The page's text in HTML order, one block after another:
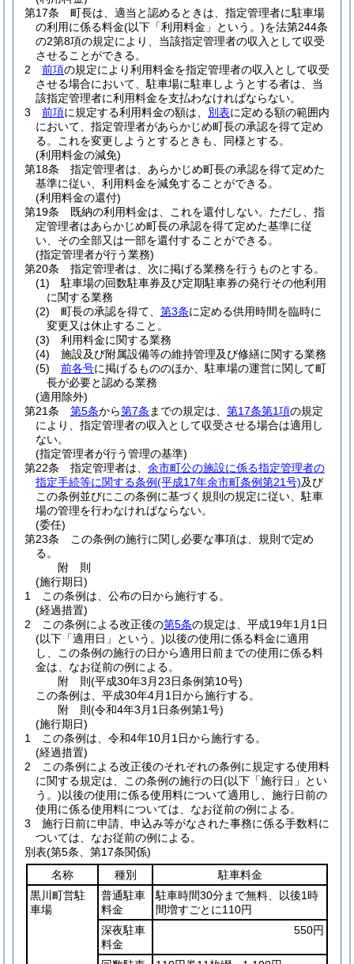
第17条
町長は、適当と認めるときは、指定管理者に駐車場
の利用に係る料金(以下「利用料金」という。)を法第244条
の2第8項の規定により、当該指定管理者の収入として収受
させることができる。
2
前項の規定により利用料金を指定管理者の収入として収受
させる場合において、駐車場に駐車しようとする者は、当
該指定管理者に利用料金を支払わなければならない。
3
前項に規定する利用料金の額は、 別表に定める額の範囲内
において、指定管理者があらかじめ町長の承認を得て定め
る。
これを変更しようとするときも、同様とする。
(利用料金の減免)
第18条
指定管理者は、あらかじめ町長の承認を得て定めた
基準に従い、利用料金を減免することができる。
(利用料金の還付)
第19条
既納の利用料金は、これを還付しない。 ただし、指
定管理者はあらかじめ町長の承認を得て定めた基準に従
い、その全部又は一部を還付することができる。
(指定管理者が行う業務)
第20条
指定管理者は、次に掲げる業務を行うものとする。
(1)
駐車場の回数駐車券及び定期駐車券の発行その他利用
に関する業務
(2)
町長の承認を得て、 第3条に定める供用時間を臨時に
変更又は休止すること。
(3)
利用料金に関する業務
(4)
施設及び附属設備等の維持管理及び修繕に関する業務
(5)
前各号に掲げるもののほか、駐車場の運営に関して町
長が必要と認める業務
(適用除外)
第21条
第5条から第7条 までの規定は、 第17条第1項の規定
により、指定管理者の収入として収受させる場合は適用し
ない。
(指定管理者が行う管理の基準)
第22条
指定管理者は、 余市町公の施設に係る指定管理者の
指定手続等に関する条例(平成17年余市町条例第21号)及び
この条例並びにこの条例に基づく規則の規定に従い、駐車
場の管理を行わなければならない。
(委任)
第23条
この条例の施行に関し必要な事項は、規則で定め
る。
附 則
(施行期日)
1
この条例は、公布の日から施行する。
(経過措置)
2
この条例による改正後の第5条の規定は、平成19年1月1日
(以下「適用日」という。)以後の使用に係る料金に適用
し、この条例の施行の日から適用日前までの使用に係る料
金は、なお従前の例による。
附 則(平成30年3月23日条例第10号)
この条例は、平成30年4月1日から施行する。
附 則(令和4年3月1日条例第1号)
(施行期日)
1
この条例は、令和4年10月1日から施行する。
(経過措置)
2
この条例による改正後のそれぞれの条例に規定する使用料
に関する規定は、この条例の施行の日(以下「施行日」とい
う。)以後の使用に係る使用料について適用し、施行日前の
使用に係る使用料については、なお従前の例による。
3
施行日前に申請、申込み等がなされた事務に係る手数料に
ついては、なお従前の例による。
別表(第5条、第17条関係)
名称
種別
駐車料金
黒川町営駐
車場
普通駐車
料金
駐車時間30分まで無料、以後1時
間増すごとに110円
深夜駐車
料金
550円